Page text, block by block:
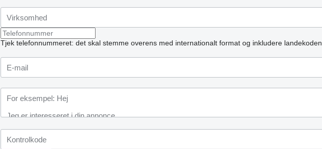
Tjek telefonnummeret: det skal stemme overens med internationalt format og inkludere landekoden.